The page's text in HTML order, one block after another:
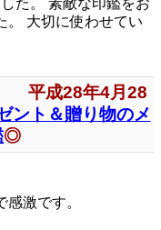
た。 素敵な印鑑をお
。 大切に使わせてい
平成28年4月28
ント＆贈り物のメ
◎
激です。